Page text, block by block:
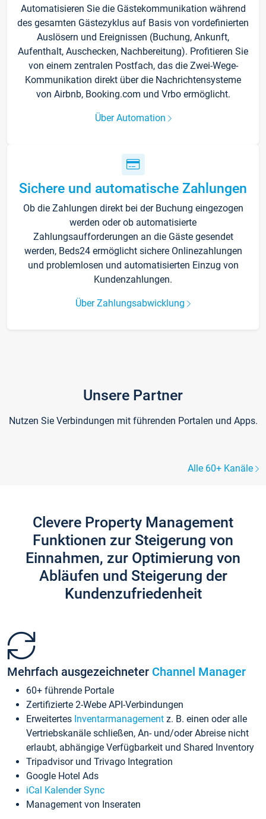
Automatisieren Sie die Gästekommunikation während
des gesamten Gästezyklus auf Basis von vordefinierten
Auslösern und Ereignissen (Buchung, Ankunft,
Aufenthalt, Auschecken, Nachbereitung). Profitieren Sie
von einem zentralen Postfach, das die Zwei-Wege-
Kommunikation direkt über die Nachrichtensysteme
von Airbnb, Booking.com und Vrbo ermöglicht.
Über Automation
Sichere und automatische Zahlungen
Ob die Zahlungen direkt bei der Buchung eingezogen
werden oder ob automatisierte
Zahlungsaufforderungen an die Gäste gesendet
werden, Beds24 ermöglicht sichere Onlinezahlungen
und problemlosen und automatisierten Einzug von
Kundenzahlungen.
Über Zahlungsabwicklung
Unsere Partner
Nutzen Sie Verbindungen mit führenden Portalen und Apps.
Alle 60+ Kanäle
Clevere Property Management
Funktionen zur Steigerung von
Einnahmen, zur Optimierung von
Abläufen und Steigerung der
Kundenzufriedenheit
Mehrfach ausgezeichneter Channel Manager
60+ führende Portale
Zertifizierte 2-Webe API-Verbindungen
Erweitertes Inventarmanagement z. B. einen oder alle
Vertriebskanäle schließen, An- und/oder Abreise nicht
erlaubt, abhängige Verfügbarkeit und Shared Inventory
Tripadvisor und Trivago Integration
Google Hotel Ads
iCal Kalender Sync
Management von Inseraten